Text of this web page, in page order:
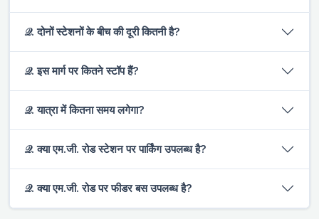
𝒬. दोनों स्टेशनों के बीच की दूरी कितनी है?
𝒬. इस मार्ग पर कितने स्टॉप हैं?
𝒬. यात्रा में कितना समय लगेगा?
𝒬. क्या एम.जी. रोड स्टेशन पर पार्किंग उपलब्ध है?
𝒬. क्या एम.जी. रोड पर फीडर बस उपलब्ध है?